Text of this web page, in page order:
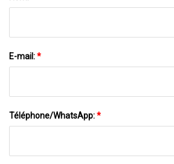
E-mail:*
Téléphone/WhatsApp:*